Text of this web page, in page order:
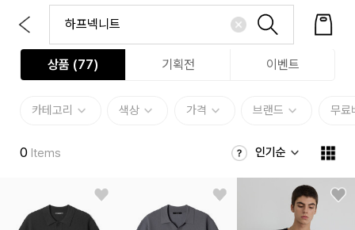
상품 (77) 기획전 이벤트
카테고리 색상 가격 브랜드 무료
0 Items 인기순